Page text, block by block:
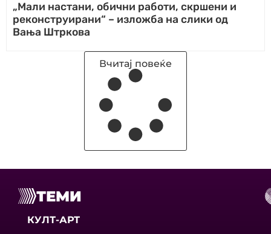
„Мали настани, обични работи, скршени и
реконструирани“ – изложба на слики од
Вања Штркова
Вчитај повеќе
ТЕМИ
КУЛТ-АРТ